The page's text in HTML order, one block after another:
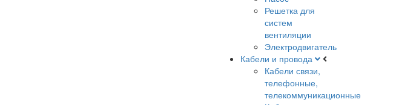
Решетка для
систем
вентиляции
Электродвигатель
Кабели и провода
Кабели связи,
телефонные,
телекоммуникационные